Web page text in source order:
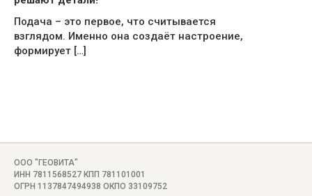
Подача – это первое, что считывается
взглядом. Именно она создаёт настроение,
формирует […]
ООО "ГЕОВИТА"
ИНН 7811568527 КПП 781101001
ОГРН 1137847494938 ОКПО 33109752